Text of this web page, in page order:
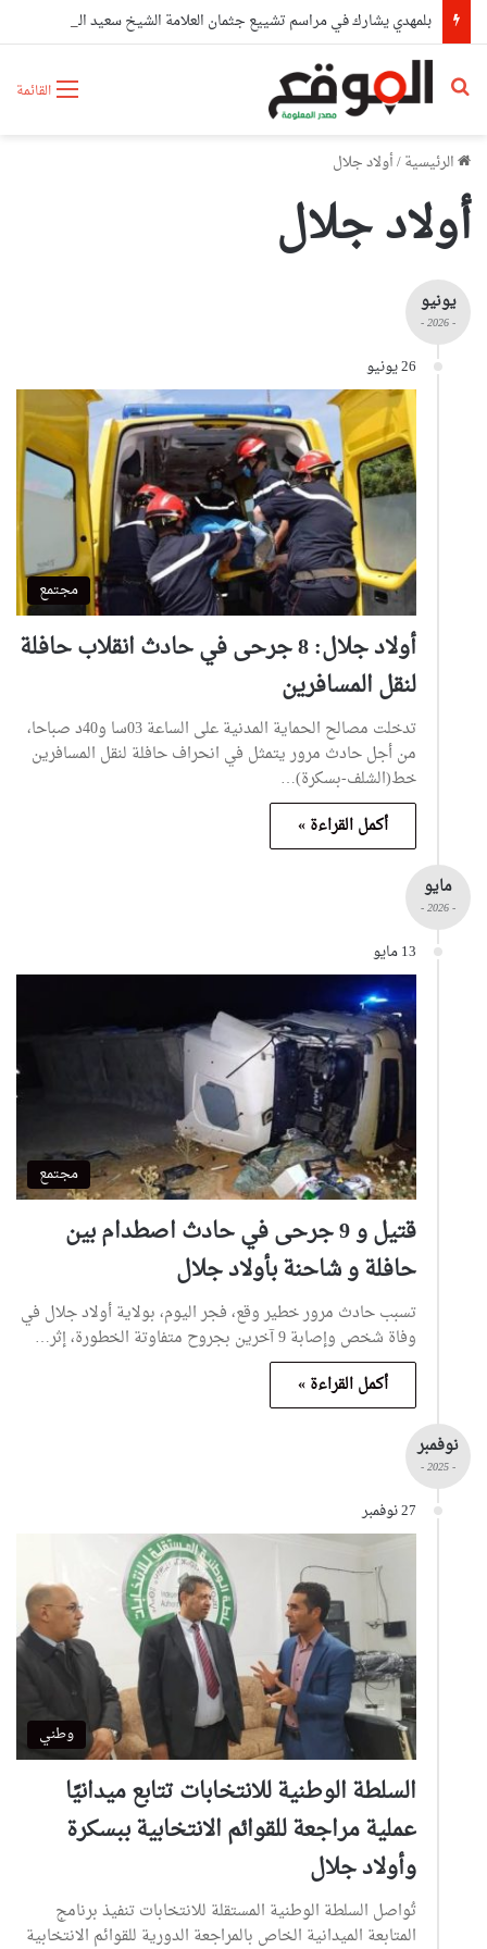
القائمة بحث عن
الرئيسية/أولاد جلال
أولاد جلال
يونيو
- 2026 -
26 يونيو
مجتمع
أولاد جلال: 8 جرحى في حادث انقلاب حافلة
لنقل المسافرين
تدخلت مصالح الحماية المدنية على الساعة 03سا و40د صباحا،
من أجل حادث مرور يتمثل في انحراف حافلة لنقل المسافرين
خط(الشلف-بسكرة)…
أكمل القراءة »
مايو
- 2026 -
13 مايو
مجتمع
قتيل و 9 جرحى في حادث اصطدام بين
حافلة و شاحنة بأولاد جلال
تسبب حادث مرور خطير وقع، فجر اليوم، بولاية أولاد جلال في
وفاة شخص وإصابة 9 آخرين بجروح متفاوتة الخطورة، إثر…
أكمل القراءة »
نوفمبر
- 2025 -
27 نوفمبر
وطني
السلطة الوطنية للانتخابات تتابع ميدانيًا
عملية مراجعة للقوائم الانتخابية ببسكرة
وأولاد جلال
تُواصل السلطة الوطنية المستقلة للانتخابات تنفيذ برنامج
المتابعة الميدانية الخاص بالمراجعة الدورية للقوائم الانتخابية